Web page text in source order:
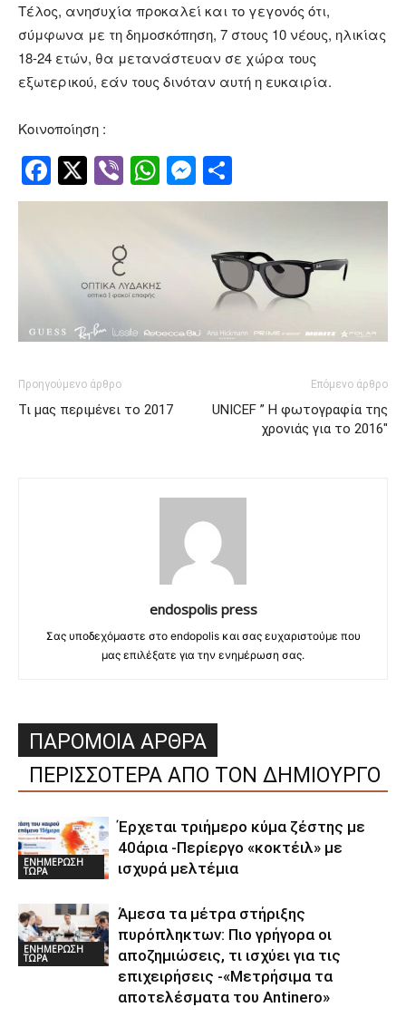
Τέλος, ανησυχία προκαλεί και το γεγονός ότι,
σύμφωνα με τη δημοσκόπηση, 7 στους 10 νέους, ηλικίας
18-24 ετών, θα μετανάστευαν σε χώρα τους
εξωτερικού, εάν τους δινόταν αυτή η ευκαιρία.
Κοινοποίηση :
Facebook
Twitter
ViberWhatsApp
Messenger
Προηγούμενο άρθρο
Τι μας περιμένει το 2017
Επόμενο άρθρο
UNICEF ” Η φωτογραφία της
χρονιάς για το 2016″
endospolis press
Σας υποδεχόμαστε στο endopolis και σας ευχαριστούμε που
μας επιλέξατε για την ενημέρωση σας.
ΠΑΡΟΜΟΙΑ ΑΡΘΡΑ
ΠΕΡΙΣΣΟΤΕΡΑ ΑΠΟ ΤΟΝ ΔΗΜΙΟΥΡΓΟ
ΕΝΗΜΕΡΩΣΗ
ΤΩΡΑ
Έρχεται τριήμερο κύμα ζέστης με
40άρια -Περίεργο «κοκτέιλ» με
ισχυρά μελτέμια
ΕΝΗΜΕΡΩΣΗ
ΤΩΡΑ
Άμεσα τα μέτρα στήριξης
πυρόπληκτων: Πιο γρήγορα οι
αποζημιώσεις, τι ισχύει για τις
επιχειρήσεις -«Μετρήσιμα τα
αποτελέσματα του Αntinero»